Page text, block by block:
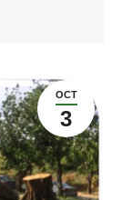
OCT
3